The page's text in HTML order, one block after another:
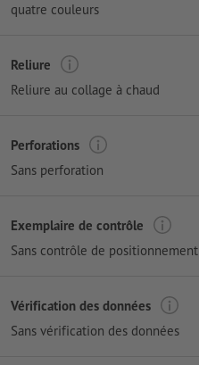
quatre couleurs
Reliure
Reliure au collage à chaud
Perforations
Sans perforation
Exemplaire de contrôle
Sans contrôle de positionnement
Vérification des données
Sans vérification des données